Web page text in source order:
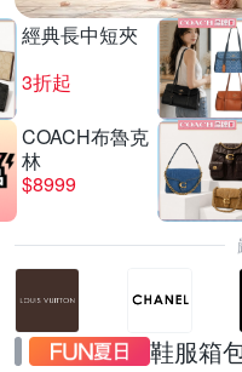
經典長中短夾
3折起
COACH布魯克
林
$8999
鞋服箱